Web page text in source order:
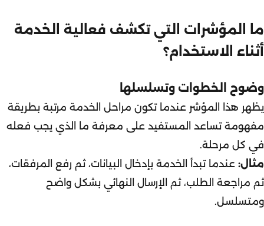
ما المؤشرات التي تكشف فعالية الخدمة
أثناء الاستخدام؟
وضوح الخطوات وتسلسلها
يظهر هذا المؤشر عندما تكون مراحل الخدمة مرتبة بطريقة
مفهومة تساعد المستفيد على معرفة ما الذي يجب فعله
في كل مرحلة.
مثال: عندما تبدأ الخدمة بإدخال البيانات، ثم رفع المرفقات،
ثم مراجعة الطلب، ثم الإرسال النهائي بشكل واضح
ومتسلسل.